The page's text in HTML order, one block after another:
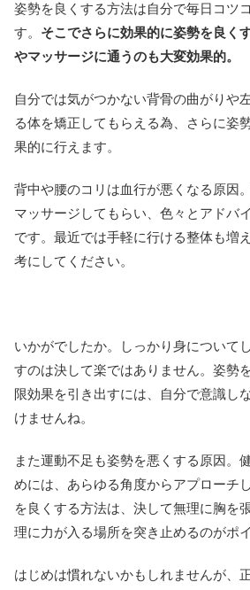
姿勢を良くする方法は自分で毎日コツ
す。 そこでさらに効果的に姿勢を良く
やマッサージに通うのも大変効果的。
自分では気がつかない背骨の曲がりや
る体を矯正してもらえる為、さらに姿
果的に行えます。
背中や腰のコリは血行が悪くなる原因
マッサージしてもらい、色々とアドバ
です。最近では手軽に行ける整体も増
考にしてください。
いかがでしたか。しっかり身について
すのは決して楽ではありません。姿勢
限効果を引き出すには、自分で意識し
けませんね。
また運動不足も姿勢を悪くする原因。
めには、あらゆる角度からアプローチ
を良くする方法は、決して無理に胸を
理に力が入る場所を突き止めるのがポイ
はじめは慣れないかもしれませんが、